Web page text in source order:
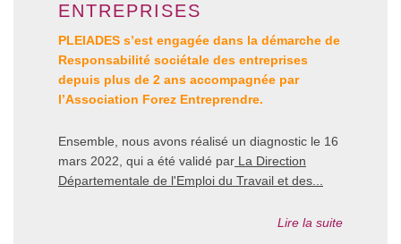
ENTREPRISES
PLEIADES s’est engagée dans la démarche de
Responsabilité sociétale des entreprises
depuis plus de 2 ans accompagnée par
l’Association Forez Entreprendre.
Ensemble, nous avons réalisé un diagnostic le 16
mars 2022, qui a été validé par La Direction
Départementale de l'Emploi du Travail et des...
Lire la suite